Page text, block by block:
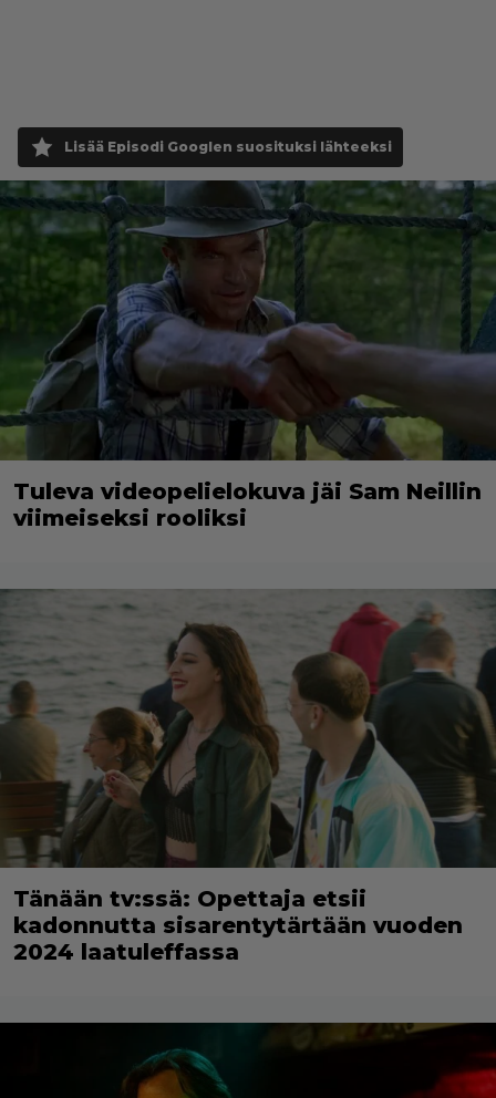
Lisää Episodi Googlen suosituksi lähteeksi
Tuleva videopelielokuva jäi Sam Neillin
viimeiseksi rooliksi
Tänään tv:ssä: Opettaja etsii
kadonnutta sisarentytärtään vuoden
2024 laatuleffassa